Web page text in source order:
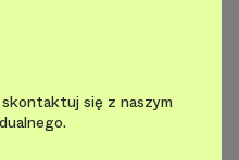
się z naszym